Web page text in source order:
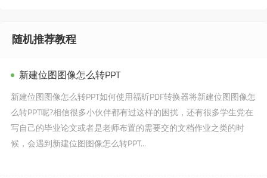
随机推荐教程
新建位图图像怎么转PPT
新建位图图像怎么转PPT如何使用福昕PDF转换器将新建位图图像怎
么转PPT呢?相信很多小伙伴都有过这样的困扰，还有很多学生党在
写自己的毕业论文或者是老师布置的需要交的文档作业之类的时
候，会遇到新建位图图像怎么转PPT...